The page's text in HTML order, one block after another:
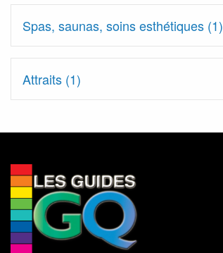
Spas, saunas, soins esthétiques (1)
Attraits (1)